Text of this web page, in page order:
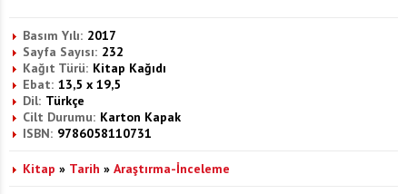
Basım Yılı: 2017
Sayfa Sayısı: 232
Kağıt Türü: Kitap Kağıdı
Ebat: 13,5 x 19,5
Dil: Türkçe
Cilt Durumu: Karton Kapak
ISBN: 9786058110731
Kitap » Tarih » Araştırma-İnceleme